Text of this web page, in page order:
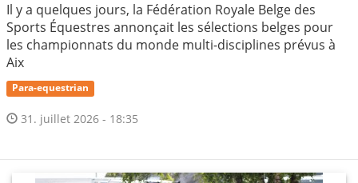
Il y a quelques jours, la Fédération Royale Belge des
Sports Équestres annonçait les sélections belges pour
les championnats du monde multi-disciplines prévus à
Aix
Para-equestrian
31. juillet 2026 - 18:35